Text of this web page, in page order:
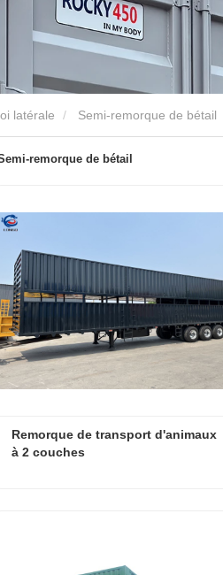
latérale Semi-remorque de bétail
remorque de bétail
Remorque de transport d'animaux
à 2 couches